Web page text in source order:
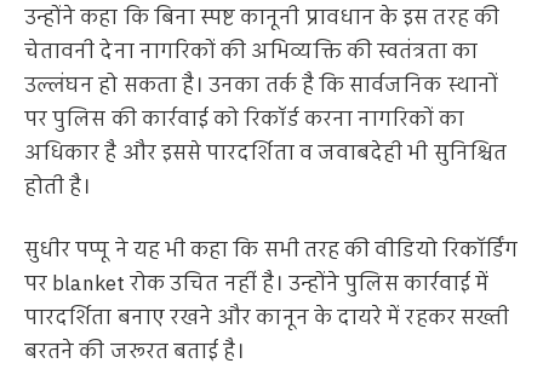
उन्होंने कहा कि बिना स्पष्ट कानूनी प्रावधान के इस तरह की
चेतावनी देना नागरिकों की अभिव्यक्ति की स्वतंत्रता का
उल्लंघन हो सकता है। उनका तर्क है कि सार्वजनिक स्थानों
पर पुलिस की कार्रवाई को रिकॉर्ड करना नागरिकों का
अधिकार है और इससे पारदर्शिता व जवाबदेही भी सुनिश्चित
होती है।
सुधीर पप्पू ने यह भी कहा कि सभी तरह की वीडियो रिकॉर्डिंग
पर blanket रोक उचित नहीं है। उन्होंने पुलिस कार्रवाई में
पारदर्शिता बनाए रखने और कानून के दायरे में रहकर सख्ती
बरतने की जरूरत बताई है।